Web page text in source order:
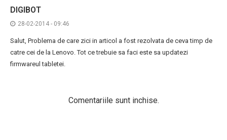
DIGIBOT
28-02-2014 - 09:46
Salut, Problema de care zici in articol a fost rezolvata de ceva timp de
catre cei de la Lenovo. Tot ce trebuie sa faci este sa updatezi
firmwareul tabletei.
Comentariile sunt inchise.